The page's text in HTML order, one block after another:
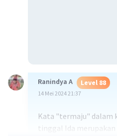
Ranindya A Level 88
14 Mei 2024 21:37
Kata "termaju" dalam
tinggal Ida